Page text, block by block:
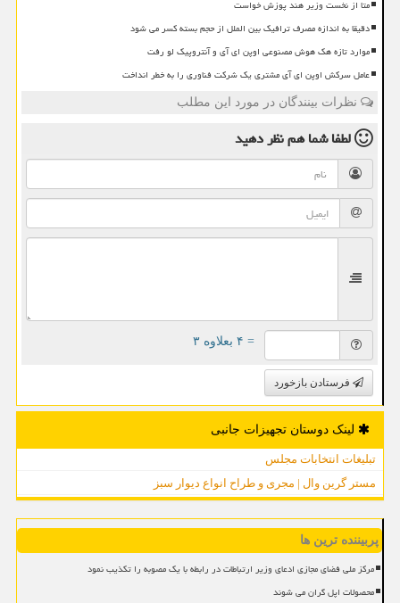
متا از نخست وزیر هند پوزش خواست
دقیقا به اندازه مصرف ترافیک بین الملل از حجم بسته کسر می شود
موارد تازه هک هوش مصنوعی اوپن ای آی و آنتروپیک لو رفت
عامل سرکش اوپن ای آی مشتری یک شرکت فناوری را به خطر انداخت
نظرات بینندگان در مورد این مطلب
لطفا شما همنظر دهید
= ۴ بعلاوه ۳
فرستادن بازخورد
لینک دوستان تجهیزات جانبی
تبلیغات انتخابات مجلس
مستر گرین وال | مجری و طراح انواع دیوار سبز
پربیننده ترین ها
مرکز ملی فضای مجازی ادعای وزیر ارتباطات در رابطه با یک مصوبه را تکذیب نمود
محصولات اپل گران می شوند